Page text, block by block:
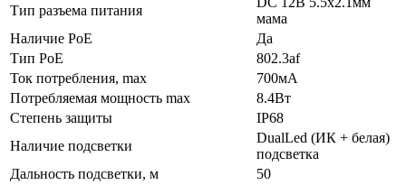
Тип разъема питания
мама
Наличие PoE
Да
Тип PoE
802.3af
Ток потребления, max
700мА
Потребляемая мощность max
8.4Вт
Степень защиты
IP68
Наличие подсветки
DualLed (ИК + белая)
подсветка
Дальность подсветки, м
50